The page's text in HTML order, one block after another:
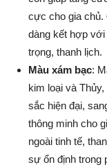
cực cho gia
dàng kết hợp
trọng, thanh lịch.
Màu xám bạc:
kim loại và
sắc hiện đại,
thông minh cho
ngoài tinh tế,
sự ổn định trong